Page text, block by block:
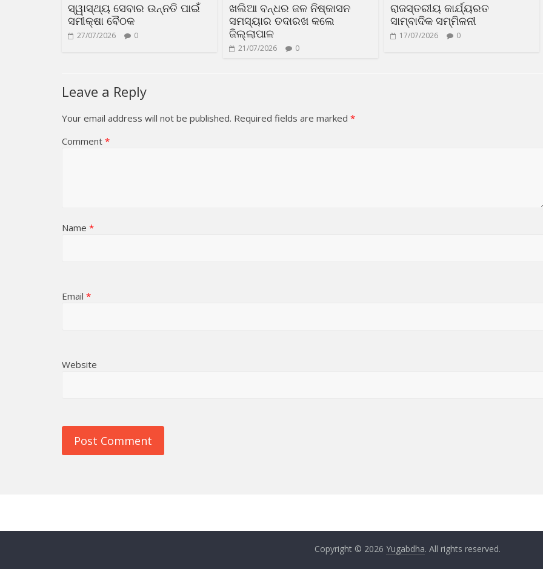
ସ୍ୱାସ୍ଥ୍ୟ ସେବାର ଉନ୍ନତି ପାଇଁ
ସମୀକ୍ଷା ବୈଠକ
27/07/2026 0
ଖଲିଆ ବନ୍ଧର ଜଳ ନିଷ୍କାସନ
ସମସ୍ୟାର ତଦାରଖ କଲେ
ଜିଲ୍ଲାପାଳ
21/07/2026 0
ରାଜସ୍ତରୀୟ କାର୍ଯ୍ୟରତ
ସାମ୍ବାଦିକ ସମ୍ମିଳନୀ
17/07/2026 0
Leave a Reply
Your email address will not be published. Required fields are marked *
Comment *
Name *
Email *
Website
Copyright © 2026 Yugabdha. All rights reserved.